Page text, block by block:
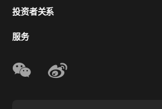
投资者关系
服务